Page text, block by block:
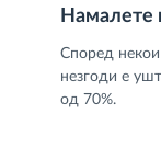
Намалете
Според некои
незгоди е
од 70%.